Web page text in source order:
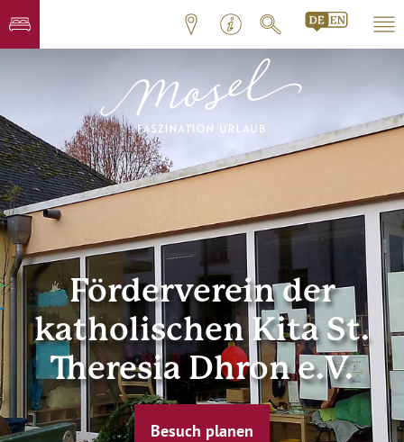
Förderverein der
katholischen Kita St.
Theresia Dhron e.V.
Besuch planen